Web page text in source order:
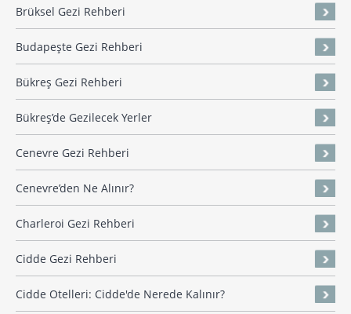
Brüksel Gezi Rehberi
Budapeşte Gezi Rehberi
Bükreş Gezi Rehberi
Bükreş’de Gezilecek Yerler
Cenevre Gezi Rehberi
Cenevre’den Ne Alınır?
Charleroi Gezi Rehberi
Cidde Gezi Rehberi
Cidde Otelleri: Cidde'de Nerede Kalınır?